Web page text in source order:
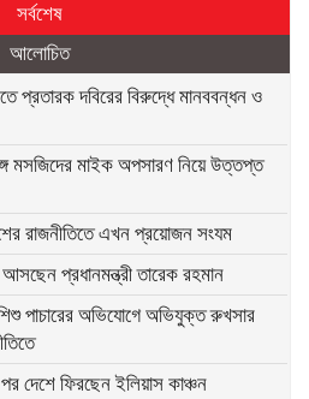
সর্বশেষ
আলোচিত
প্রতারক দবিরের বিরুদ্ধে মানববন্ধন ও
মসজিদের মাইক অপসারণ নিয়ে উত্তপ্ত
রাজনীতিতে এখন প্রয়োজন সংযম
আসছেন প্রধানমন্ত্রী তারেক রহমান
পাচারের অভিযোগে অভিযুক্ত রুখসার
দেশে ফিরছেন ইলিয়াস কাঞ্চন